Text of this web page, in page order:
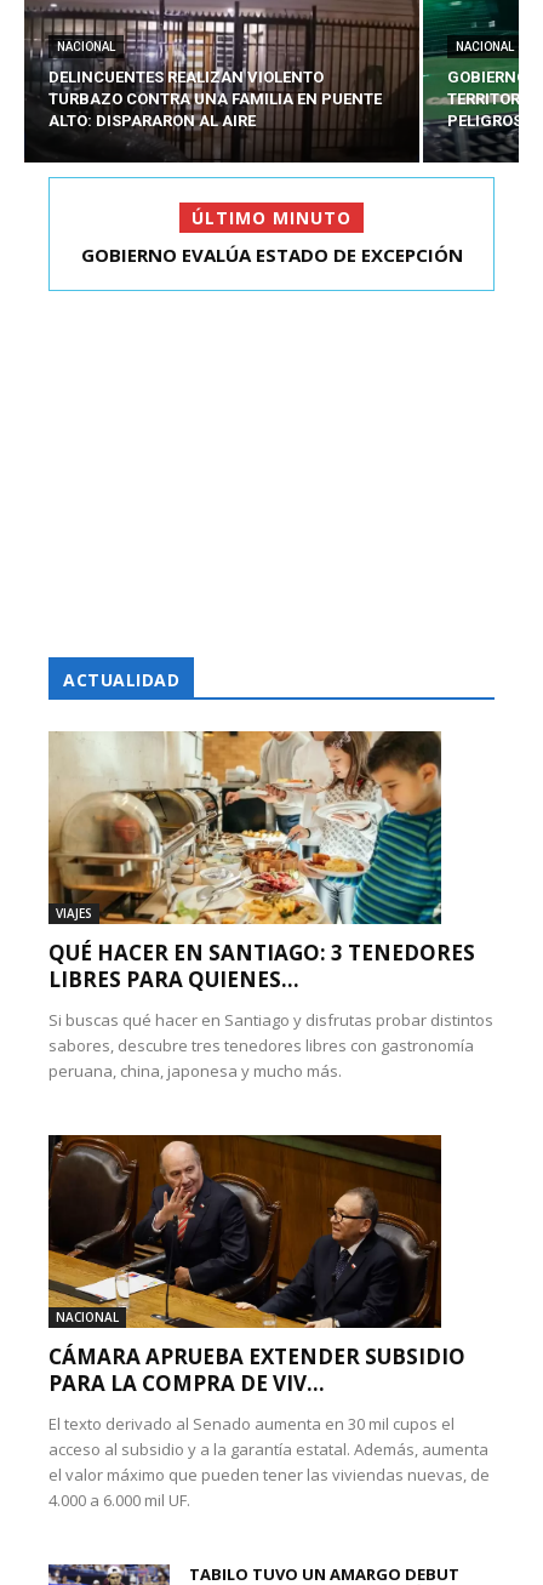
NACIONAL
DELINCUENTES REALIZAN VIOLENTO
TURBAZO CONTRA UNA FAMILIA EN PUENTE
ALTO: DISPARARON AL AIRE
NACIONAL
GOBIERNO
PELIGROSOS
ÚLTIMO MINUTO
GOBIERNO EVALÚA ESTADO DE EXCEPCIÓN
ACTUALIDAD
VIAJES
QUÉ HACER EN SANTIAGO: 3 TENEDORES
LIBRES PARA QUIENES...
Si buscas qué hacer en Santiago y disfrutas probar distintos
sabores, descubre tres tenedores libres con gastronomía
peruana, china, japonesa y mucho más.
NACIONAL
CÁMARA APRUEBA EXTENDER SUBSIDIO
PARA LA COMPRA DE VIV...
El texto derivado al Senado aumenta en 30 mil cupos el
acceso al subsidio y a la garantía estatal. Además, aumenta
el valor máximo que pueden tener las viviendas nuevas, de
4.000 a 6.000 mil UF.
TABILO TUVO UN AMARGO DEBUT